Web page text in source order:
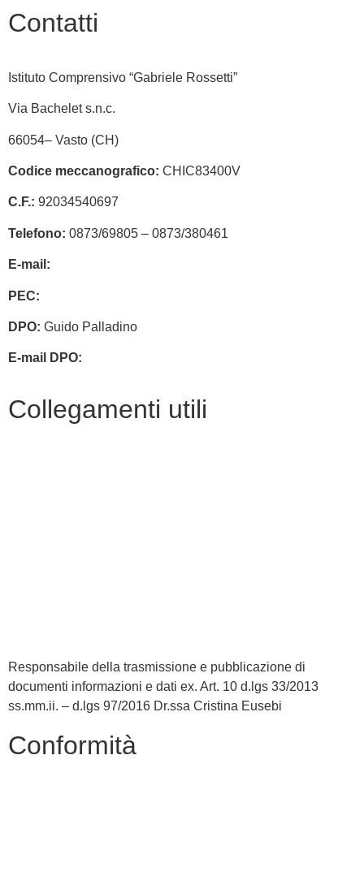
Contatti
Istituto Comprensivo “Gabriele Rossetti”
Via Bachelet s.n.c.
66054– Vasto (CH)
Codice meccanografico: CHIC83400V
C.F.: 92034540697
Telefono: 0873/69805 – 0873/380461
E-mail:
PEC:
DPO: Guido Palladino
E-mail DPO:
Collegamenti utili
Responsabile della trasmissione e pubblicazione di
documenti informazioni e dati ex. Art. 10 d.lgs 33/2013
ss.mm.ii. – d.lgs 97/2016 Dr.ssa Cristina Eusebi
Conformità